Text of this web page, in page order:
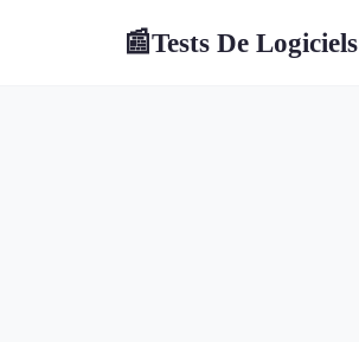
📰Tests De Logiciels